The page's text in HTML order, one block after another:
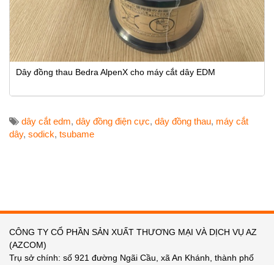
Dây đồng thau Bedra AlpenX cho máy cắt dây EDM
dây cắt edm, dây đồng điện cực, dây đồng thau, máy cắt
dây, sodick, tsubame
CÔNG TY CỔ PHẦN SẢN XUẤT THƯƠNG MẠI VÀ DỊCH VỤ AZ
(AZCOM)
Trụ sở chính: số 921 đường Ngãi Cầu, xã An Khánh, thành phố